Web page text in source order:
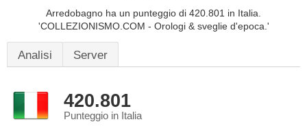
Arredobagno ha un punteggio di 420.801 in Italia.
'COLLEZIONISMO.COM - Orologi & sveglie d'epoca.'
Analisi Server
420.801
Punteggio in Italia